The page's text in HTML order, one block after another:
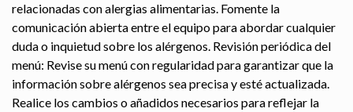
relacionadas con alergias alimentarias. Fomente la
comunicación abierta entre el equipo para abordar cualquier
duda o inquietud sobre los alérgenos. Revisión periódica del
menú: Revise su menú con regularidad para garantizar que la
información sobre alérgenos sea precisa y esté actualizada.
Realice los cambios o añadidos necesarios para reflejar la